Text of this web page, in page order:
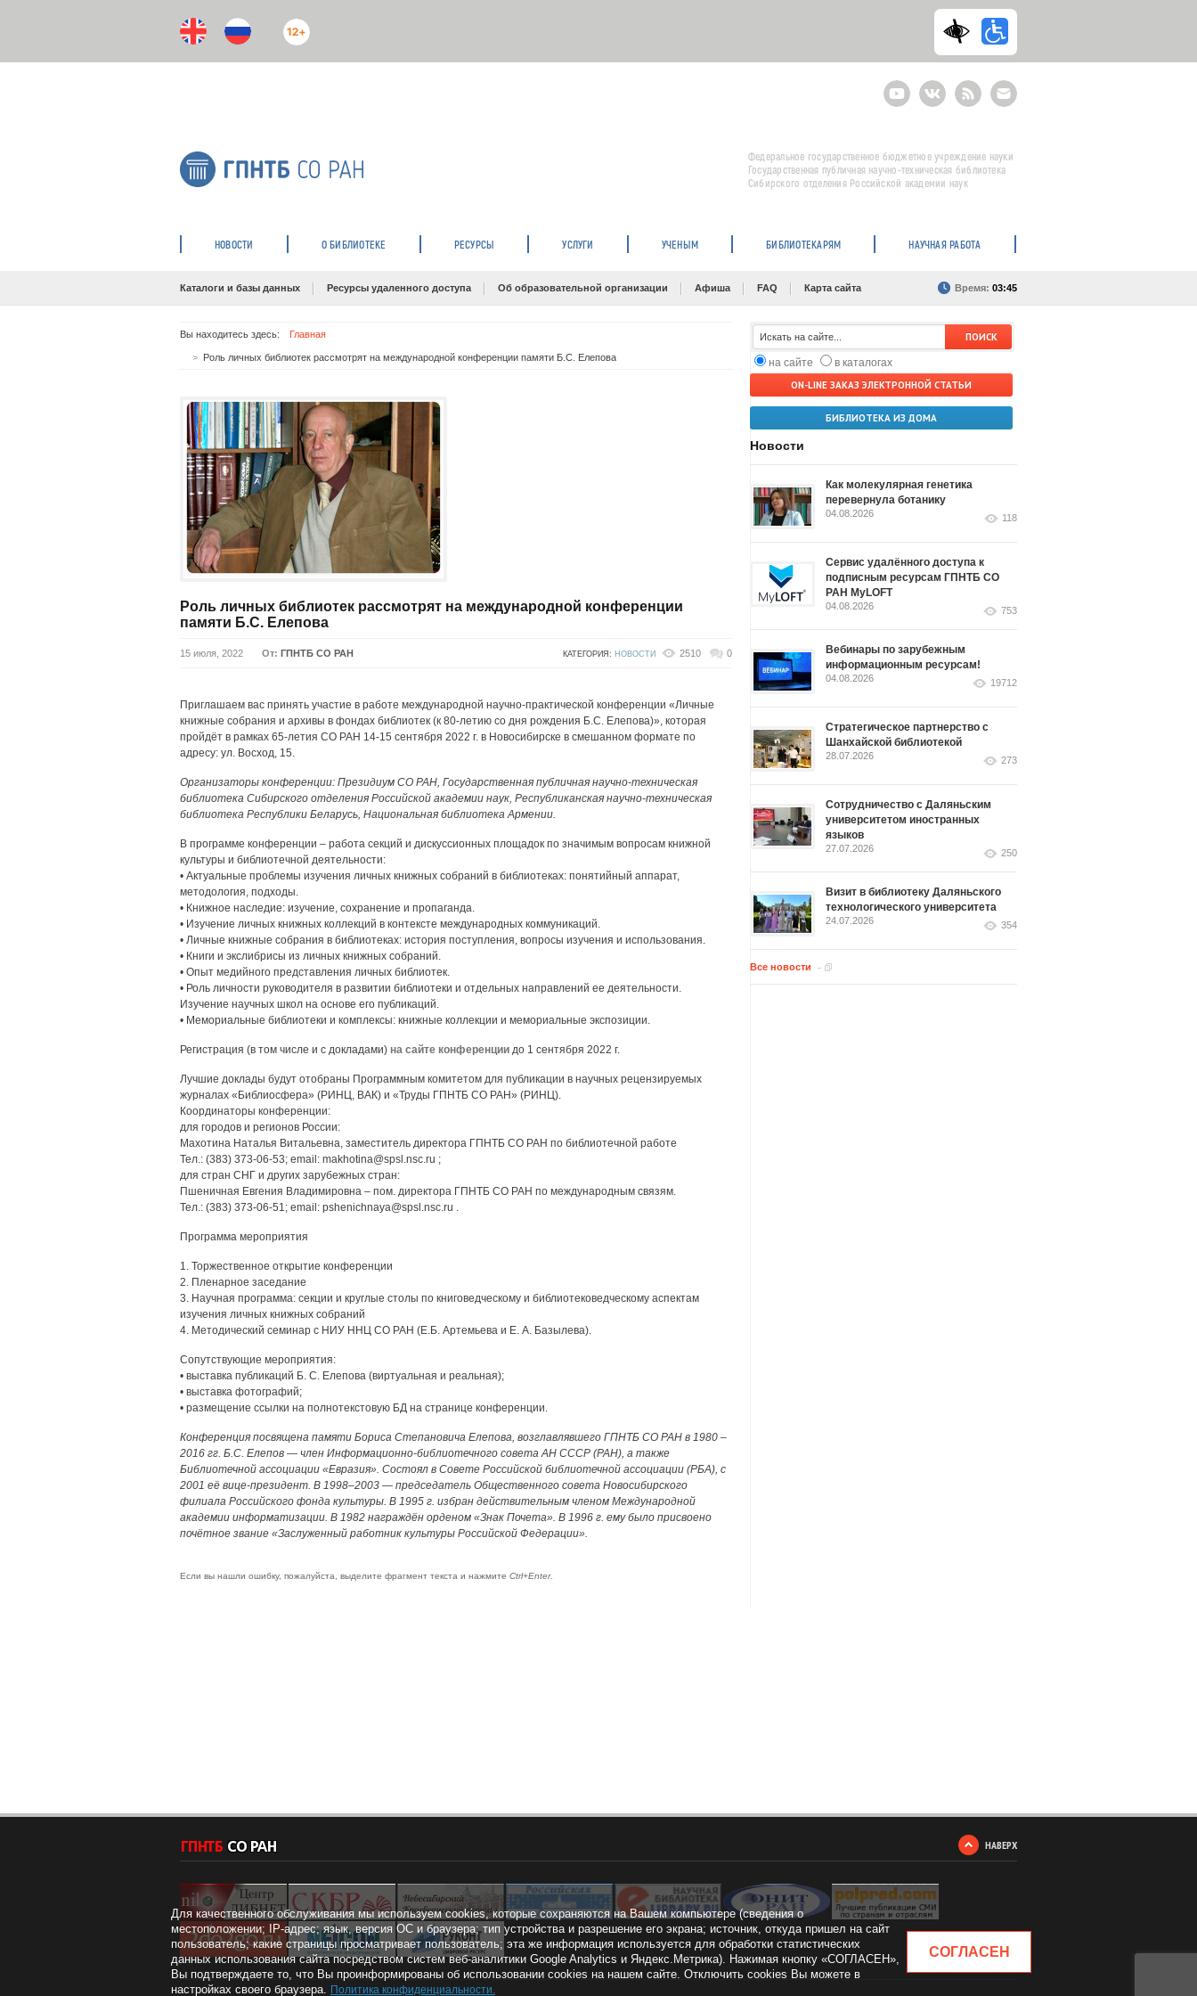
12+
YoutubeВКонтактеRSS
E-
mail
подписка
Федеральное государственное бюджетное учреждение науки
Государственная публичная научно-техническая библиотека
Сибирского отделения Российской академии наук
НОВОСТИ О БИБЛИОТЕКЕ РЕСУРСЫ УСЛУГИ УЧЕНЫМ БИБЛИОТЕКАРЯМ НАУЧНАЯ РАБОТА
Каталоги и базы данных Ресурсы удаленного доступа Об образовательной организации Афиша FAQ Карта сайта Время: 03:45
Вы находитесь здесь: Главная
Роль личных библиотек рассмотрят на международной конференции памяти Б.С. Елепова
Роль личных библиотек рассмотрят на международной конференции
памяти Б.С. Елепова
15 июля, 2022 От: ГПНТБ СО РАН КАТЕГОРИЯ: НОВОСТИ 2510 0
Приглашаем вас принять участие в работе международной научно-практической конференции «Личные
книжные собрания и архивы в фондах библиотек (к 80-летию со дня рождения Б.С. Елепова)», которая
пройдёт в рамках 65-летия СО РАН 14-15 сентября 2022 г. в Новосибирске в смешанном формате по
адресу: ул. Восход, 15.
Организаторы конференции: Президиум СО РАН, Государственная публичная научно-техническая
библиотека Сибирского отделения Российской академии наук, Республиканская научно-техническая
библиотека Республики Беларусь, Национальная библиотека Армении.
В программе конференции – работа секций и дискуссионных площадок по значимым вопросам книжной
культуры и библиотечной деятельности:
• Актуальные проблемы изучения личных книжных собраний в библиотеках: понятийный аппарат,
методология, подходы.
• Книжное наследие: изучение, сохранение и пропаганда.
• Изучение личных книжных коллекций в контексте международных коммуникаций.
• Личные книжные собрания в библиотеках: история поступления, вопросы изучения и использования.
• Книги и экслибрисы из личных книжных собраний.
• Опыт медийного представления личных библиотек.
• Роль личности руководителя в развитии библиотеки и отдельных направлений ее деятельности.
Изучение научных школ на основе его публикаций.
• Мемориальные библиотеки и комплексы: книжные коллекции и мемориальные экспозиции.
Регистрация (в том числе и с докладами) на сайте конференции до 1 сентября 2022 г.
Лучшие доклады будут отобраны Программным комитетом для публикации в научных рецензируемых
журналах «Библиосфера» (РИНЦ, ВАК) и «Труды ГПНТБ СО РАН» (РИНЦ).
Координаторы конференции:
для городов и регионов России:
Махотина Наталья Витальевна, заместитель директора ГПНТБ СО РАН по библиотечной работе
Тел.: (383) 373-06-53; email: makhotina@spsl.nsc.ru ;
для стран СНГ и других зарубежных стран:
Пшеничная Евгения Владимировна – пом. директора ГПНТБ СО РАН по международным связям.
Тел.: (383) 373-06-51; email: pshenichnaya@spsl.nsc.ru .
Программа мероприятия
1. Торжественное открытие конференции
2. Пленарное заседание
3. Научная программа: секции и круглые столы по книговедческому и библиотековедческому аспектам
изучения личных книжных собраний
4. Методический семинар с НИУ ННЦ СО РАН (Е.Б. Артемьева и Е. А. Базылева).
Сопутствующие мероприятия:
• выставка публикаций Б. С. Елепова (виртуальная и реальная);
• выставка фотографий;
• размещение ссылки на полнотекстовую БД на странице конференции.
Конференция посвящена памяти Бориса Степановича Елепова, возглавлявшего ГПНТБ СО РАН в 1980 –
2016 гг. Б.С. Елепов — член Информационно-библиотечного совета АН СССР (РАН), а также
Библиотечной ассоциации «Евразия». Состоял в Совете Российской библиотечной ассоциации (РБА), с
2001 её вице-президент. В 1998–2003 — председатель Общественного совета Новосибирского
филиала Российского фонда культуры. В 1995 г. избран действительным членом Международной
академии информатизации. В 1982 награждён орденом «Знак Почета». В 1996 г. ему было присвоено
почётное звание «Заслуженный работник культуры Российской Федерации».
Если вы нашли ошибку, пожалуйста, выделите фрагмент текста и нажмите Ctrl+Enter.
на сайте
в каталогах
ON-LINE ЗАКАЗ ЭЛЕКТРОННОЙ СТАТЬИ
БИБЛИОТЕКА ИЗ ДОМА
Новости
Как молекулярная генетика
перевернула ботанику
04.08.2026 118
Сервис удалённого доступа к
подписным ресурсам ГПНТБ СО
РАН MyLOFT
04.08.2026 753
Вебинары по зарубежным
информационным ресурсам!
04.08.2026 19712
Стратегическое партнерство с
Шанхайской библиотекой
28.07.2026 273
Сотрудничество с Даляньским
университетом иностранных
языков
27.07.2026 250
Визит в библиотеку Даляньского
технологического университета
24.07.2026 354
Все новости
НАВЕРХ
Для качественного обслуживания мы используем cookies, которые сохраняются на Вашем компьютере (сведения о
местоположении; IP-адрес; язык, версия ОС и браузера; тип устройства и разрешение его экрана; источник, откуда пришел на сайт
пользователь; какие страницы просматривает пользователь; эта же информация используется для обработки статистических
данных использования сайта посредством систем веб-аналитики Google Analytics и Яндекс.Метрика). Нажимая кнопку «СОГЛАСЕН»,
Вы подтверждаете то, что Вы проинформированы об использовании cookies на нашем сайте. Отключить cookies Вы можете в
настройках своего браузера. Политика конфиденциальности.
СОГЛАСЕН